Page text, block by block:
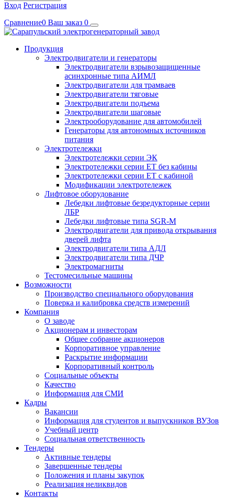
Вход Регистрация
Сравнение0 Ваш заказ 0
Продукция
Электродвигатели и генераторы
Электродвигатели взрывозащищенные
асинхронные типа АИМЛ
Электродвигатели для трамваев
Электродвигатели тяговые
Электродвигатели подъема
Электродвигатели шаговые
Электрооборудование для автомобилей
Генераторы для автономных источников
питания
Электротележки
Электротележки серии ЭК
Электротележки серии ЕТ без кабины
Электротележки серии ЕТ с кабиной
Модификации электротележек
Лифтовое оборудование
Лебедки лифтовые безредукторные серии
ЛБР
Лебедки лифтовые типа SGR-M
Электродвигатели для привода открывания
дверей лифта
Электродвигатели типа АДЛ
Электродвигатели типа ДЧР
Электромагниты
Тестомесильные машины
Возможности
Производство специального оборудования
Поверка и калибровка средств измерений
Компания
О заводе
Акционерам и инвесторам
Общее собрание акционеров
Корпоративное управление
Раскрытие информации
Корпоративный контроль
Социальные объекты
Качество
Информация для СМИ
Кадры
Вакансии
Информация для студентов и выпускников ВУЗов
Учебный центр
Социальная ответственность
Тендеры
Активные тендеры
Завершенные тендеры
Положения и планы закупок
Реализация неликвидов
Контакты